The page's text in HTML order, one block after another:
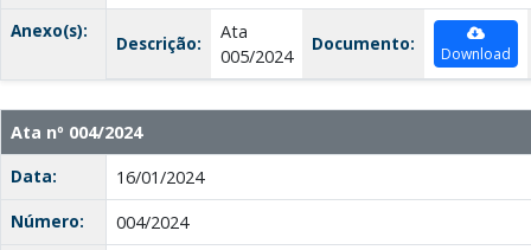
Anexo(s):
Descrição:
Ata
005/2024
Documento: Download
Ata nº 004/2024
Data:
16/01/2024
Número:
004/2024